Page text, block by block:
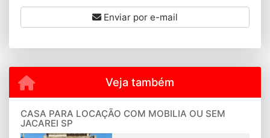
Enviar por e-mail
Veja também
CASA PARA LOCAÇÃO COM MOBILIA OU SEM
JACAREI SP